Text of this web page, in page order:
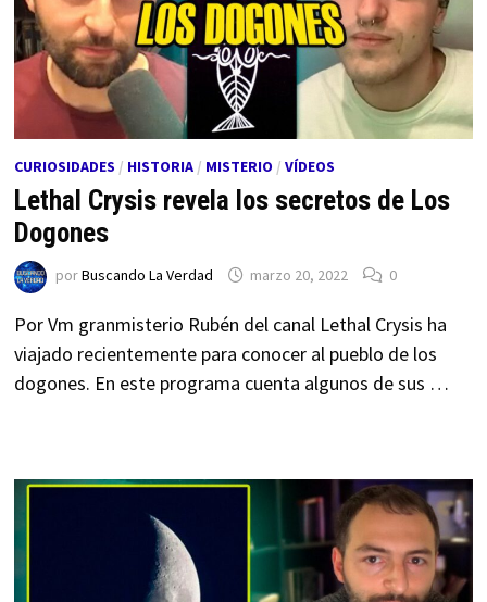
CURIOSIDADES / HISTORIA/ MISTERIO / VÍDEOS
Lethal Crysis revela los secretos de Los
Dogones
porBuscando La Verdad marzo 20, 2022 0
Por Vm granmisterio Rubén del canal Lethal Crysis ha
viajado recientemente para conocer al pueblo de los
dogones. En este programa cuenta algunos de sus …